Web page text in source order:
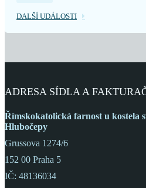
DALŠÍ UDÁLOSTI
ADRESA SÍDLA A
Římskokatolická farnost u kostela
Hlubočepy
Grussova 1274/6
152 00 Praha 5
IČ: 48136034